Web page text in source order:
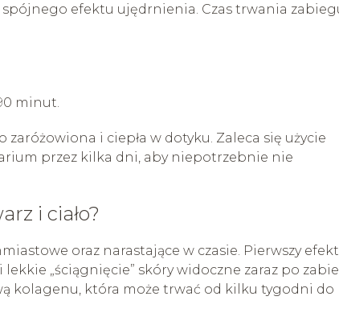
efektu ujędrnienia. Czas trwania
minut.
i ciepła w dotyku. Zaleca się użycie
przez kilka dni, aby niepotrzebnie nie
i ciało?
oraz narastające w czasie. Pierwszy
„ściągnięcie” skóry widoczne zaraz po
kolagenu, która może trwać od kilku tygodni do